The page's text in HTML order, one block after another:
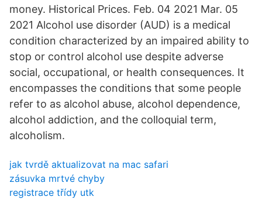
money. Historical Prices. Feb. 04 2021 Mar. 05
2021 Alcohol use disorder (AUD) is a medical
condition characterized by an impaired ability to
stop or control alcohol use despite adverse
social, occupational, or health consequences. It
encompasses the conditions that some people
refer to as alcohol abuse, alcohol dependence,
alcohol addiction, and the colloquial term,
alcoholism.
jak tvrdě aktualizovat na mac safari
zásuvka mrtvé chyby
registrace třídy utk